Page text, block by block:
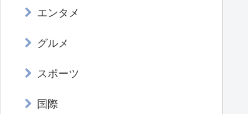
エンタメ
グルメ
スポーツ
国際